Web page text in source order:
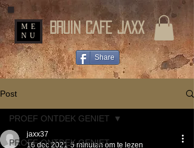
BRUIN CAFE JAXX
ME
NU
Share
Post
PROEF ONTDEK GENIET
PROEF ONTDEK GENIET
jaxx37
16 dec 2021 5 minuten om te lezen